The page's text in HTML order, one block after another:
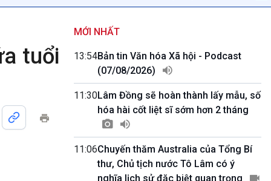
Trước giờ mở cửa
Dòng chảy Kinh tế
Tuyên chiến với gian lận
thương mại
Mùa vàng
Biển đảo Việt Nam
Tâm tình biên giới và hải
đảo
Tìm hiểu biển, đảo Việt
Góc nhìn VOV1
Bình luận
tuổi
MỚI NHẤT
13:54Bản tin Văn hóa Xã hội - Podcast
(07/08/2026)
11:30Lâm Đồng sẽ hoàn thành lấy mẫu, số
hóa hài cốt liệt sĩ sớm hơn 2 tháng
11:06Chuyến thăm Australia của Tổng Bí
thư, Chủ tịch nước Tô Lâm có ý
nghĩa lịch sử đặc biệt quan trọng